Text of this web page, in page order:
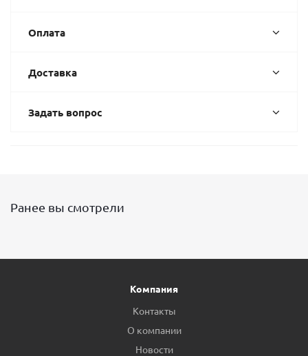
Оплата
Доставка
Задать вопрос
Ранее вы смотрели
Компания
Контакты
О компании
Новости